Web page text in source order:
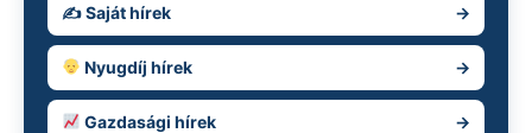
✍️ Saját hírek →
Nyugdíj hírek →
Gazdasági hírek →